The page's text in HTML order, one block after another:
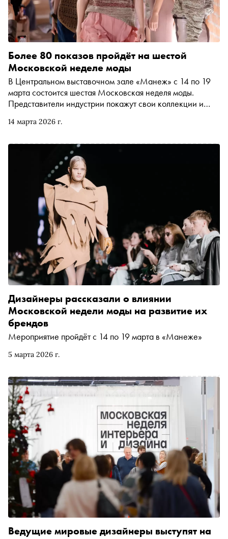
14 марта 2026 г.
Более 80 показов пройдёт на шестой
Московской неделе моды
В Центральном выставочном зале «Манеж» с 14 по 19
марта состоится шестая Московская неделя моды.
Представители индустрии покажут свои коллекции и
партнёрами
5 марта 2026 г.
Дизайнеры рассказали о влиянии
Московской недели моды на развитие их
брендов
Мероприятие пройдёт с 14 по 19 марта в «Манеже»
Ведущие мировые дизайнеры выступят на